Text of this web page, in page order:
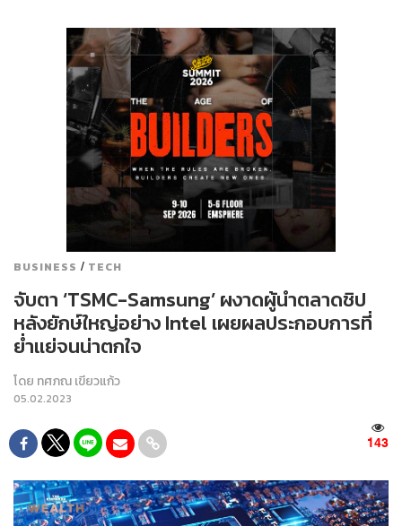
BUSINESS / TECH
จับตา ‘TSMC-Samsung’ ผงาดผู้นำตลาดชิป
หลังยักษ์ใหญ่อย่าง Intel เผยผลประกอบการที่
ย่ำแย่จนน่าตกใจ
โดย ทศภณ เขียวแก้ว
05.02.2023
143